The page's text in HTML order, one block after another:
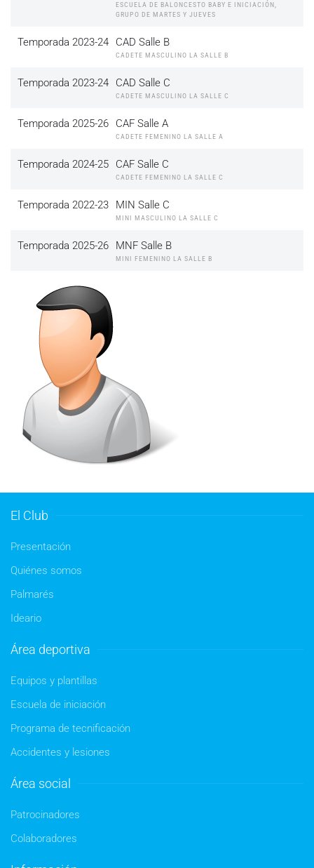
ESCUELA DE BALONCESTO BABY E INICIACIÓN,
GRUPO DE MARTES Y JUEVES
Temporada 2023-24 CAD Salle B
CADETE MASCULINO LA SALLE B
Temporada 2023-24 CAD Salle C
CADETE MASCULINO LA SALLE C
Temporada 2025-26 CAF Salle A
CADETE FEMENINO LA SALLE A
Temporada 2024-25 CAF Salle C
CADETE FEMENINO LA SALLE C
Temporada 2022-23 MIN Salle C
MINI MASCULINO LA SALLE C
Temporada 2025-26 MNF Salle B
MINI FEMENINO LA SALLE B
El Club
Presentación
Quiénes somos
Palmarés
Ideario
Área deportiva
Equipos y plantillas
Escuela de iniciación
Programa de tecnificación
Accidentes y lesiones
Área social
Patrocinadores
Colaboradores